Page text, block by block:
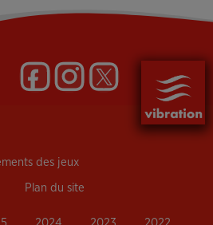
des jeux
Plan du site